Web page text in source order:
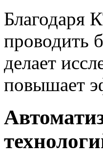
Благодаря
проводить
делает
повышает